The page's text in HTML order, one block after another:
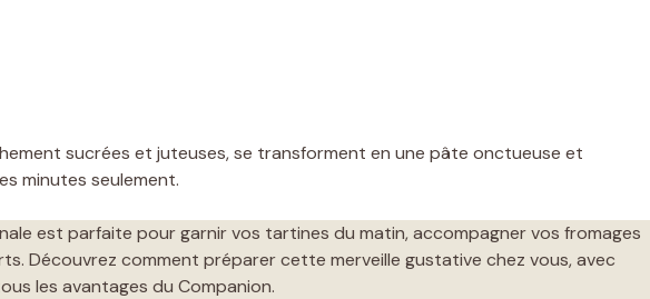
sucrées et juteuses, se transforment en une pâte onctueuse et
minutes seulement.
est parfaite pour garnir vos tartines du matin, accompagner vos fromages
Découvrez comment préparer cette merveille gustative chez vous, avec
les avantages du Companion.